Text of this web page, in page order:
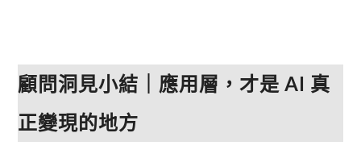
顧問洞見小結｜應用層，才是 AI 真
正變現的地方